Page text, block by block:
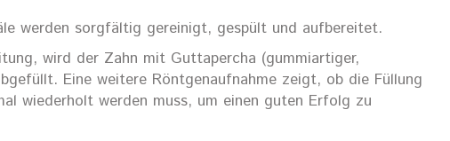
werden sorgfältig gereinigt, gespült und aufbereitet.
wird der Zahn mit Guttapercha (gummiartiger,
Eine weitere Röntgenaufnahme zeigt, ob die Füllung
wiederholt werden muss, um einen guten Erfolg zu